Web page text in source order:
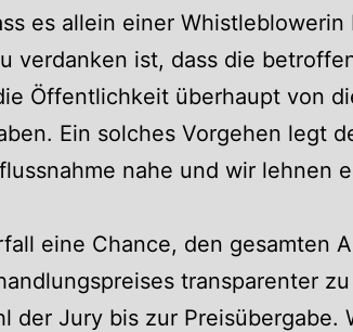
es allein einer Whistleblowerin
verdanken ist, dass die
Öffentlichkeit überhaupt von
Ein solches Vorgehen legt
nahe und wir lehnen
eine Chance, den gesamten
transparenter zu
der Jury bis zur Preisübergabe.